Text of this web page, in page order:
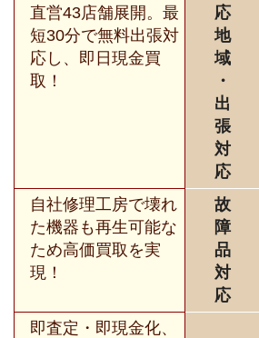
直営43店舗展開。最
短30分で無料出張対
応し、即日現金買
取！
応
地
域
・
出
張
対
応
自社修理工房で壊れ
た機器も再生可能な
ため高価買取を実
現！
故
障
品
対
応
即査定・即現金化、